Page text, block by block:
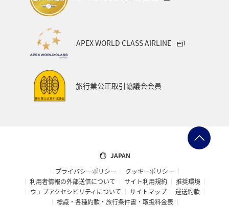
APEX WORLD CLASS AIRLINE
旅行業公正取引協議会会員
JAPAN
プライバシーポリシー
クッキーポリシー
利用者情報の外部送信について
サイト利用規約
推奨環境
ウェブアクセシビリティについて
サイトマップ
運送約款
標識・各種約款・旅行条件書・取扱料金表